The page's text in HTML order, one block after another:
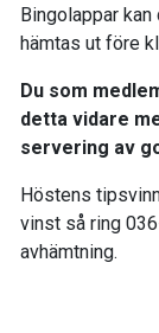
Bingolappar
hämtas ut före
Du som
detta vidare
servering av
Höstens
vinst så ring
avhämtning.